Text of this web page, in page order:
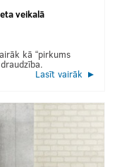
veikalā
kā “pirkums
Lasīt vairāk